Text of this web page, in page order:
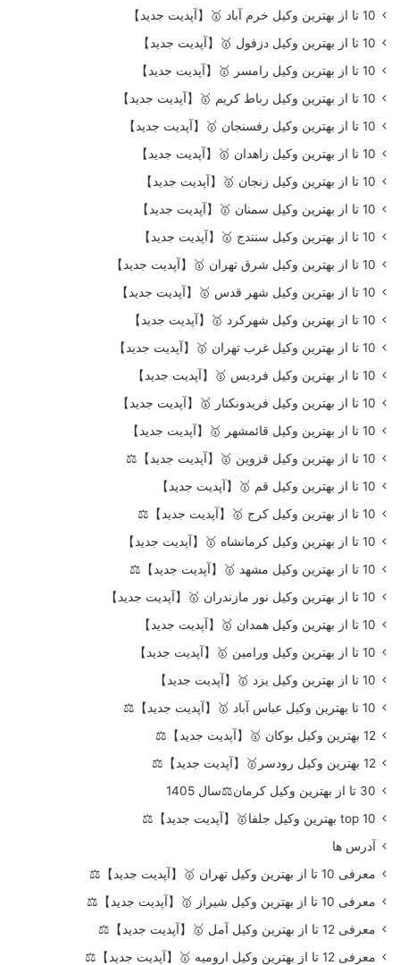
10 تا از بهترین وکیل خرم آباد 🥇【آپدیت جدید】
10 تا از بهترین وکیل دزفول 🥇【آپدیت جدید】
10 تا از بهترین وکیل رامسر 🥇【آپدیت جدید】
10 تا از بهترین وکیل رباط کریم 🥇【آپدیت جدید】
10 تا از بهترین وکیل رفسنجان 🥇【آپدیت جدید】
10 تا از بهترین وکیل زاهدان 🥇【آپدیت جدید】
10 تا از بهترین وکیل زنجان 🥇【آپدیت جدید】
10 تا از بهترین وکیل سمنان 🥇【آپدیت جدید】
10 تا از بهترین وکیل سنندج 🥇【آپدیت جدید】
10 تا از بهترین وکیل شرق تهران 🥇【آپدیت جدید】
10 تا از بهترین وکیل شهر قدس 🥇【آپدیت جدید】
10 تا از بهترین وکیل شهرکرد 🥇【آپدیت جدید】
10 تا از بهترین وکیل غرب تهران 🥇【آپدیت جدید】
10 تا از بهترین وکیل فردیس 🥇【آپدیت جدید】
10 تا از بهترین وکیل فریدونکنار 🥇【آپدیت جدید】
10 تا از بهترین وکیل قائمشهر 🥇【آپدیت جدید】
10 تا از بهترین وکیل قزوین 🥇【آپدیت جدید】⚖️
10 تا از بهترین وکیل قم 🥇【آپدیت جدید】
10 تا از بهترین وکیل کرج 🥇【آپدیت جدید】⚖️
10 تا از بهترین وکیل کرمانشاه 🥇【آپدیت جدید】
10 تا از بهترین وکیل مشهد 🥇【آپدیت جدید】⚖️
10 تا از بهترین وکیل نور مازندران 🥇【آپدیت جدید】
10 تا از بهترین وکیل همدان 🥇【آپدیت جدید】
10 تا از بهترین وکیل ورامین 🥇【آپدیت جدید】
10 تا از بهترین وکیل یزد 🥇【آپدیت جدید】
10 تا بهترین وکیل عباس آباد 🥇【آپدیت جدید】⚖️
12 بهترین وکیل بوکان 🥇【آپدیت جدید】⚖️
12 بهترین وکیل رودسر🥇【آپدیت جدید】⚖️
30 تا از بهترین وکیل کرمان⚖️سال 1405
top 10 بهترین وکیل جلفا🥇【آپدیت جدید】⚖️
آدرس ها
معرفی 10 تا از بهترین وکیل تهران 🥇【آپدیت جدید】⚖️
معرفی 10 تا از بهترین وکیل شیراز 🥇【آپدیت جدید】⚖️
معرفی 12 تا از بهترین وکیل آمل 🥇【آپدیت جدید】⚖️
معرفی 12 تا از بهترین وکیل ارومیه 🥇【آپدیت جدید】⚖️